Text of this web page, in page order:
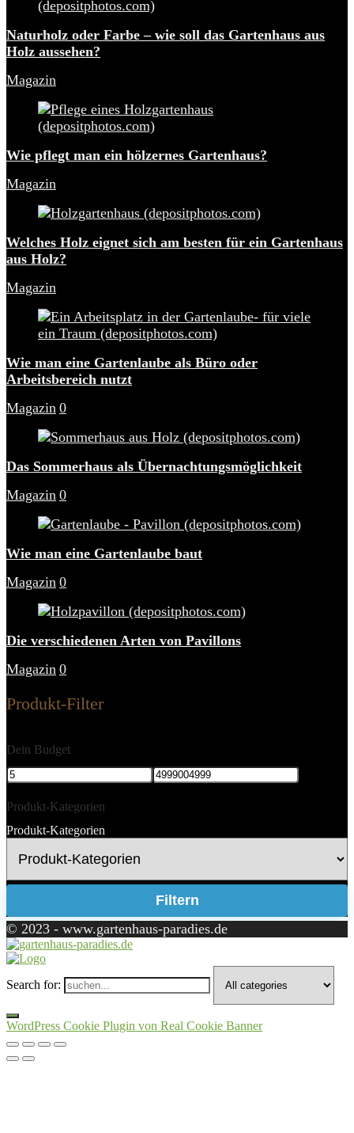
Naturholz oder Farbe – wie soll das Gartenhaus aus
Holz aussehen?
Magazin
Wie pflegt man ein hölzernes Gartenhaus?
Magazin
Welches Holz eignet sich am besten für ein Gartenhaus
aus Holz?
Magazin
Wie man eine Gartenlaube als Büro oder
Arbeitsbereich nutzt
Magazin 0
Das Sommerhaus als Übernachtungsmöglichkeit
Magazin 0
Wie man eine Gartenlaube baut
Magazin 0
Die verschiedenen Arten von Pavillons
Magazin 0
Produkt-Filter
Dein Budget
Produkt-Kategorien
Produkt-Kategorien
Filtern
© 2023 - www.gartenhaus-paradies.de
Search for:
WordPress Cookie Plugin von Real Cookie Banner